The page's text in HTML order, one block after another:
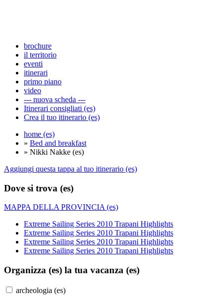
brochure
il territorio
eventi
itinerari
primo piano
video
--- nuova scheda ---
Itinerari consigliati (es)
Crea il tuo itinerario (es)
home (es)
» Bed and breakfast
» Nikki Nakke (es)
Aggiungi questa tappa al tuo itinerario (es)
Dove si trova (es)
MAPPA DELLA PROVINCIA (es)
Extreme Sailing Series 2010 Trapani Highlights
Extreme Sailing Series 2010 Trapani Highlights
Extreme Sailing Series 2010 Trapani Highlights
Extreme Sailing Series 2010 Trapani Highlights
Organizza (es) la tua vacanza (es)
archeologia (es)